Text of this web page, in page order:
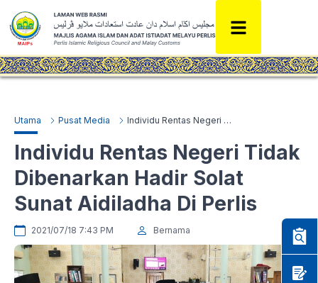
Utama Pusat Media Individu Rentas Negeri Tidak Dibenarkan Hadir Solat Sunat Aidiladha Di Perlis
Individu Rentas Negeri Tidak
Dibenarkan Hadir Solat
Sunat Aidiladha Di Perlis
2021/07/18 7:43 PM Bernama